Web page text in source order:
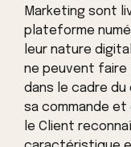
Marketing sont
plateforme
leur nature
ne peuvent faire
dans le cadre
sa commande
le Client